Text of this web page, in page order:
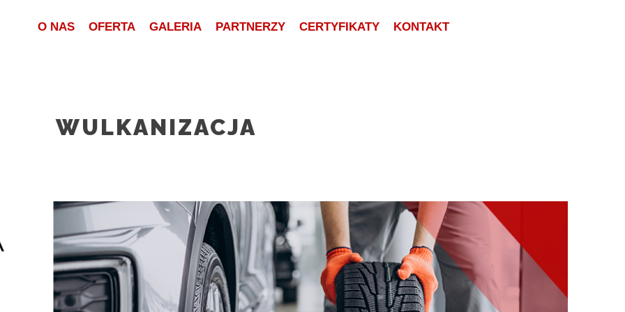
O NAS OFERTA GALERIA PARTNERZY CERTYFIKATY KONTAKT
WULKANIZACJA